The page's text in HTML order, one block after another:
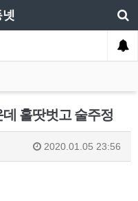
홀땃벗고 술주정
2020.01.05 23:56